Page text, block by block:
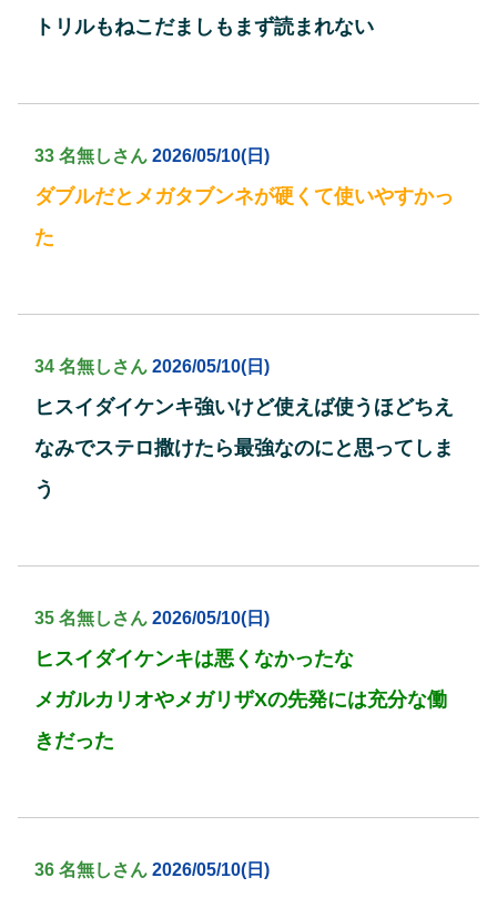
トリルもねこだましもまず読まれない
33 名無しさん 2026/05/10(日)
ダブルだとメガタブンネが硬くて使いやすかっ
た
34 名無しさん 2026/05/10(日)
ヒスイダイケンキ強いけど使えば使うほどちえ
なみでステロ撒けたら最強なのにと思ってしま
う
35 名無しさん 2026/05/10(日)
ヒスイダイケンキは悪くなかったな
メガルカリオやメガリザXの先発には充分な働
きだった
36 名無しさん 2026/05/10(日)